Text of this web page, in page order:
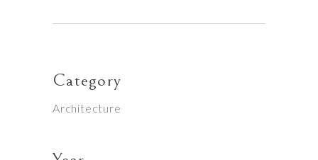
Category
Architecture